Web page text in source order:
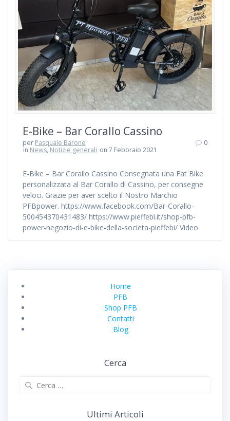
E-Bike – Bar Corallo Cassino
per Pasquale Barone
in News, Notizie generali on 7 Febbraio 2021
0
E-Bike – Bar Corallo Cassino Consegnata una Fat Bike
personalizzata al Bar Corallo di Cassino, per consegne
veloci. Grazie per aver scelto il Nostro Marchio
PFBpower. https://www.facebook.com/Bar-Corallo-
500454370431483/ https://www.pieffebi.it/shop-pfb-
power-negozio-di-e-bike-della-societa-pieffebi/ Video
Home
PFB
Shop PFB
Contatti
Blog
Cerca
Ultimi Articoli